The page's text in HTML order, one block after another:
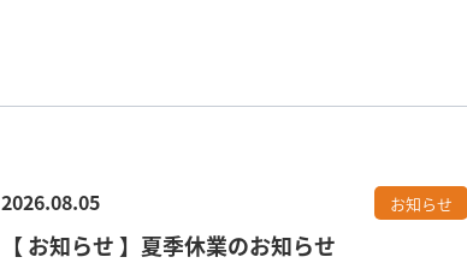
2026.08.05 お知らせ
【 お知らせ 】夏季休業のお知らせ